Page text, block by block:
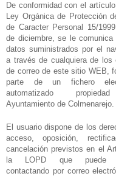
De conformidad con el
Ley Orgánica de Protección
de Caracter Personal 15/
de diciembre, se le comunica
datos suministrados por el
a través de cualquiera de los
de correo de este sitio WEB,
parte de un fichero
automatizado
Ayuntamiento de Colmenarejo.
El usuario dispone de los
acceso, oposición,
cancelación previstos en el
la LOPD que puede
contactando por correo